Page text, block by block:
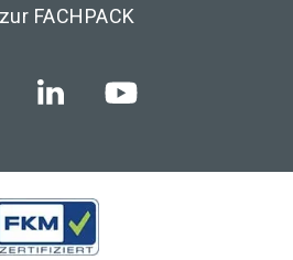
FACHPACK